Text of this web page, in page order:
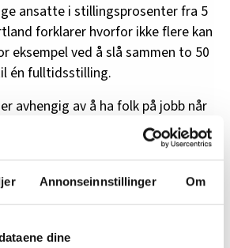
Annonseinnstillinger Om
dine
ansatte i stillingsprosenter fra 5
forklarer hvorfor ikke flere kan
eksempel ved å slå sammen to 50
én fulltidsstilling.
avhengig av å ha folk på jobb når
som fredager og søndager.
flytrafikk i hele uka, ville det vært
at alle stillingene er faste.
til flere for holde på